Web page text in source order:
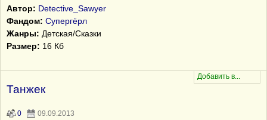
Автор: Detective_Sawyer
Фандом: Супергёрл
Жанры: Детская/Сказки
Размер: 16 Кб
Танжек
0 09.09.2013